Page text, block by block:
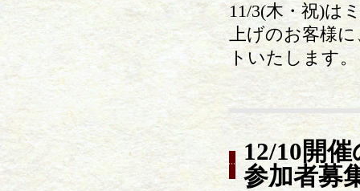
11/3(木・祝)は
上げのお客様
トいたします。
12/10開
参加者募